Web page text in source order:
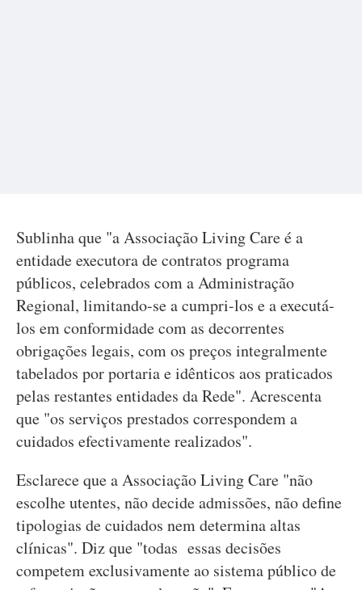
Sublinha que "a Associação Living Care é a
entidade executora de contratos programa
públicos, celebrados com a Administração
Regional, limitando-se a cumpri-los e a executá-
los em conformidade com as decorrentes
obrigações legais, com os preços integralmente
tabelados por portaria e idênticos aos praticados
pelas restantes entidades da Rede". Acrescenta
que "os serviços prestados correspondem a
cuidados efectivamente realizados".
Esclarece que a Associação Living Care "não
escolhe utentes, não decide admissões, não define
tipologias de cuidados nem determina altas
clínicas". Diz que "todas essas decisões
competem exclusivamente ao sistema público de